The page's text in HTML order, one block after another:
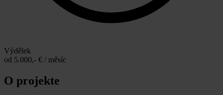
Výdělek
od 5.000,- € / měsíc
O projekte